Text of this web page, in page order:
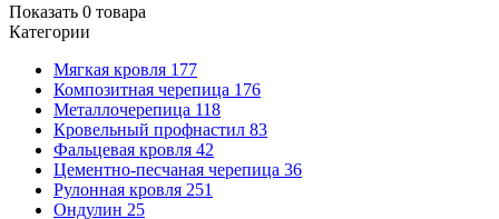
Показать 0 товара
Категории
Мягкая кровля 177
Композитная черепица 176
Металлочерепица 118
Кровельный профнастил 83
Фальцевая кровля 42
Цементно-песчаная черепица 36
Рулонная кровля 251
Ондулин 25